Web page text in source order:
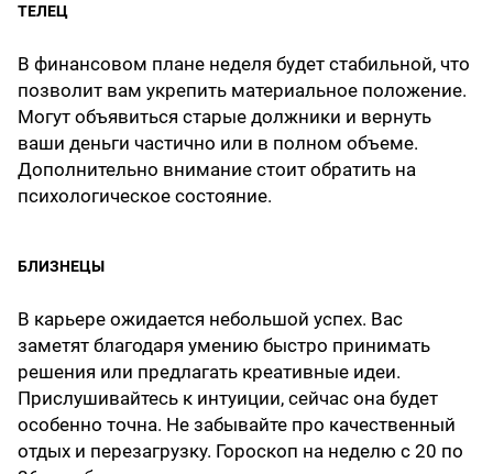
ТЕЛЕЦ
В финансовом плане неделя будет стабильной, что
позволит вам укрепить материальное положение.
Могут объявиться старые должники и вернуть
ваши деньги частично или в полном объеме.
Дополнительно внимание стоит обратить на
психологическое состояние.
БЛИЗНЕЦЫ
В карьере ожидается небольшой успех. Вас
заметят благодаря умению быстро принимать
решения или предлагать креативные идеи.
Прислушивайтесь к интуиции, сейчас она будет
особенно точна. Не забывайте про качественный
отдых и перезагрузку. Гороскоп на неделю с 20 по